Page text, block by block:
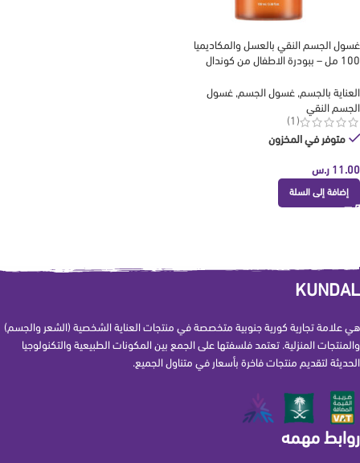
غسول الجسم النقي بالعسل والمكاديميا
100 مل – ببودرة الاطفال من كوندال
العناية بالجسم, غسول الجسم, غسول
الجسم النقي
(1)
متوفر في المخزون
11.00 ر.س
إضافة إلى السلة
KUNDAL
هي علامة تجارية كورية جنوبية متخصصة في منتجات العناية الشخصية (الشعر والجسم)
والمنتجات المنزلية. تعتمد فلسفتها على الجمع بين المكونات الطبيعية والتكنولوجيا
الحديثة لتقديم منتجات فاخرة بأسعار في متناول الجميع.
روابط مهمه